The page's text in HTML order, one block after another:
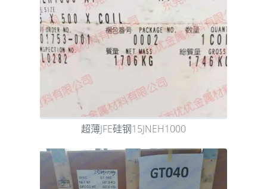
超薄JFE硅钢15JNEH1000